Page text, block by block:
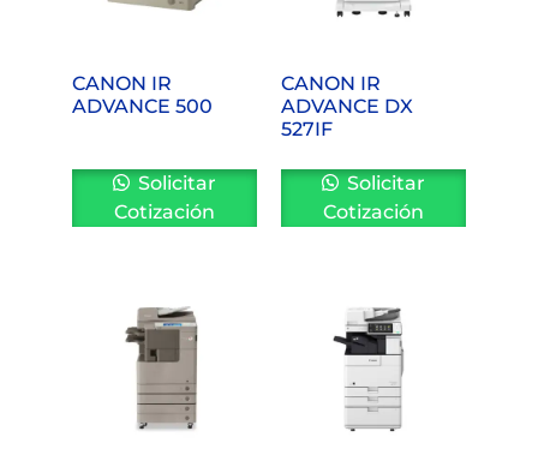
CANON IR
ADVANCE 500
Solicitar
Cotización
CANON IR
ADVANCE DX
527IF
Solicitar
Cotización